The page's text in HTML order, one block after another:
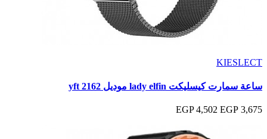
KIESLECT
ساعة سمارت كيسليكت lady elfin موديل yft 2162
3,675 EGP
4,502 EGP